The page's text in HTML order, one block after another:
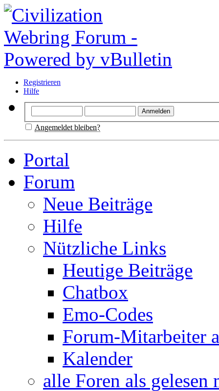
Registrieren
Hilfe
Angemeldet bleiben?
Portal
Forum
Neue Beiträge
Hilfe
Nützliche Links
Heutige Beiträge
Chatbox
Emo-Codes
Forum-Mitarbeiter
Kalender
alle Foren als gelesen